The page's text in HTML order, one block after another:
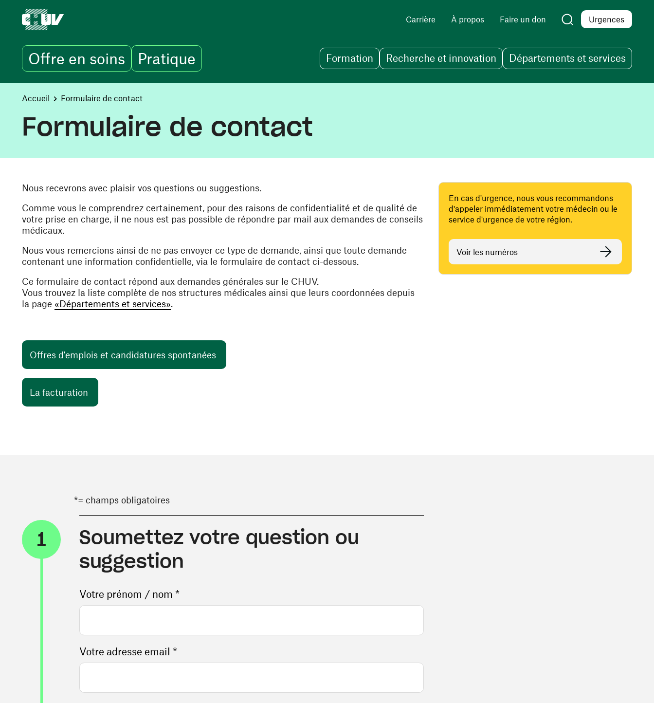
Carrière À propos Faire un don Urgences
Offre en soins Pratique Formation Recherche et innovation Départements et services
You are here:
Accueil Formulaire de contact
Formulaire de contact
Nous recevrons avec plaisir vos questions ou suggestions.
Comme vous le comprendrez certainement, pour des raisons de confidentialité et de qualité de
votre prise en charge, il ne nous est pas possible de répondre par mail aux demandes de conseils
médicaux.
Nous vous remercions ainsi de ne pas envoyer ce type de demande, ainsi que toute demande
contenant une information confidentielle, via le formulaire de contact ci-dessous.
Ce formulaire de contact répond aux demandes générales sur le CHUV.
Vous trouvez la liste complète de nos structures médicales ainsi que leurs coordonnées depuis
la page «Départements et services».
Offres d'emplois et candidatures spontanées
La facturation
En cas d'urgence, nous vous recommandons
d'appeler immédiatement votre médecin ou le
service d'urgence de votre région.
Voir les numéros
*= champs obligatoires
1
Soumettez votre question ou
suggestion
Votre prénom / nom *
Votre adresse email *